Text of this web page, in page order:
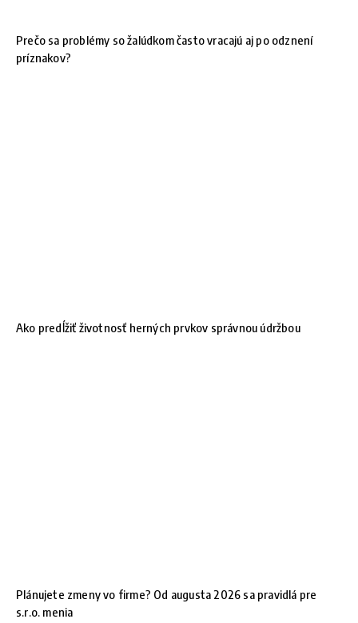
Prečo sa problémy so žalúdkom často vracajú aj po odznení
príznakov?
Ako predĺžiť životnosť herných prvkov správnou údržbou
Plánujete zmeny vo firme? Od augusta 2026 sa pravidlá pre
s.r.o. menia